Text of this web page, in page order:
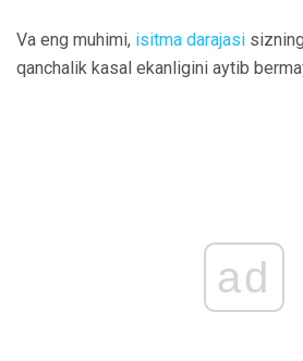
Va eng muhimi, isitma darajasi
qanchalik kasal ekanligini aytib
ad